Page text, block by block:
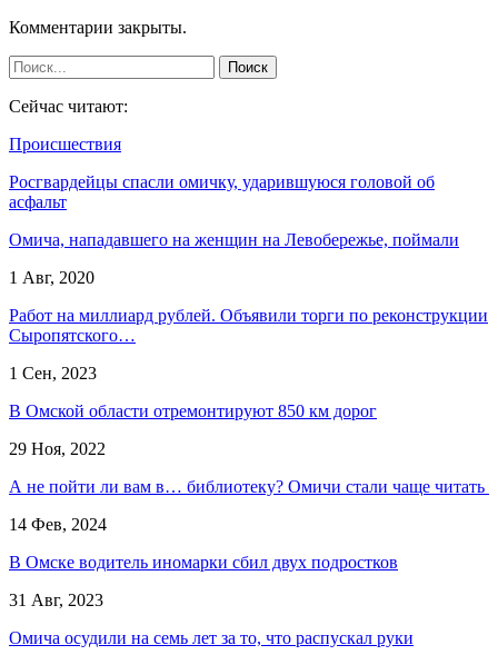
Комментарии закрыты.
Сейчас читают:
Происшествия
Росгвардейцы спасли омичку, ударившуюся головой об
асфальт
Омича, нападавшего на женщин на Левобережье, поймали
1 Авг, 2020
Работ на миллиард рублей. Объявили торги по реконструкции
Сыропятского…
1 Сен, 2023
В Омской области отремонтируют 850 км дорог
29 Ноя, 2022
А не пойти ли вам в… библиотеку? Омичи стали чаще читать
14 Фев, 2024
В Омске водитель иномарки сбил двух подростков
31 Авг, 2023
Омича осудили на семь лет за то, что распускал руки